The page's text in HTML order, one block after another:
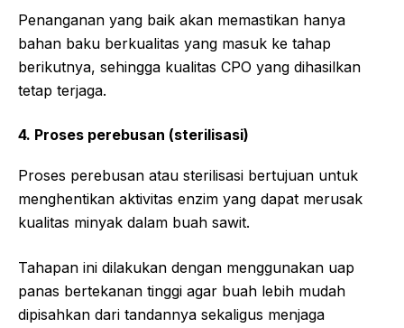
Penanganan yang baik akan memastikan hanya
bahan baku berkualitas yang masuk ke tahap
berikutnya, sehingga kualitas CPO yang dihasilkan
tetap terjaga.
4. Proses perebusan (sterilisasi)
Proses perebusan atau sterilisasi bertujuan untuk
menghentikan aktivitas enzim yang dapat merusak
kualitas minyak dalam buah sawit.
Tahapan ini dilakukan dengan menggunakan uap
panas bertekanan tinggi agar buah lebih mudah
dipisahkan dari tandannya sekaligus menjaga